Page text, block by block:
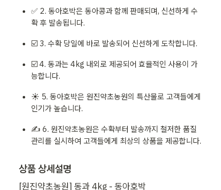
✅ 2. 동아호박은 동아콩과 함께 판매되며, 신선하게 수
확 후 발송됩니다.
☑️ 3. 수확 당일에 바로 발송되어 신선하게 도착합니다.
☑️ 4. 동과는 4kg 내외로 제공되어 효율적인 사용이 가
능합니다.
☀️ 5. 동아호박은 원진약초농원의 특산물로 고객들에게
인기가 높습니다.
✍ 6. 원진약초농원은 수확부터 발송까지 철저한 품질
관리를 실시하여 고객들에게 최상의 상품을 제공합니다.
상품 상세설명
[원진약초농원] 동과 4kg - 동아호박